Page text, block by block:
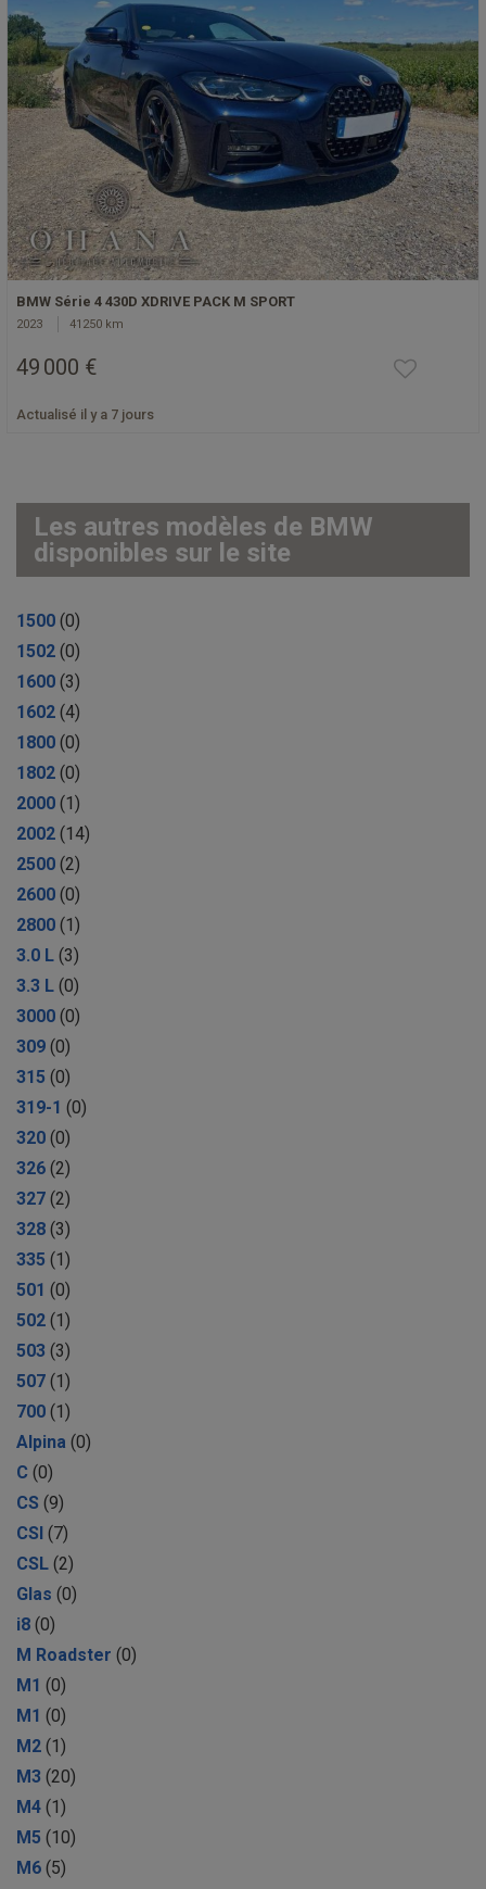
BMW Série 4 430D XDRIVE PACK M SPORT
2023 41250 km
49 000 €
Actualisé il y a 7 jours
Les autres modèles de BMW
disponibles sur le site
1500 (0)
1502 (0)
1600 (3)
1602 (4)
1800 (0)
1802 (0)
2000 (1)
2002 (14)
2500 (2)
2600 (0)
2800 (1)
3.0 L (3)
3.3 L (0)
3000 (0)
309 (0)
315 (0)
319-1 (0)
320 (0)
326 (2)
327 (2)
328 (3)
335 (1)
501 (0)
502 (1)
503 (3)
507 (1)
700 (1)
Alpina (0)
C (0)
CS (9)
CSI (7)
CSL (2)
Glas (0)
i8 (0)
M Roadster (0)
M1 (0)
M1 (0)
M2 (1)
M3 (20)
M4 (1)
M5 (10)
M6 (5)